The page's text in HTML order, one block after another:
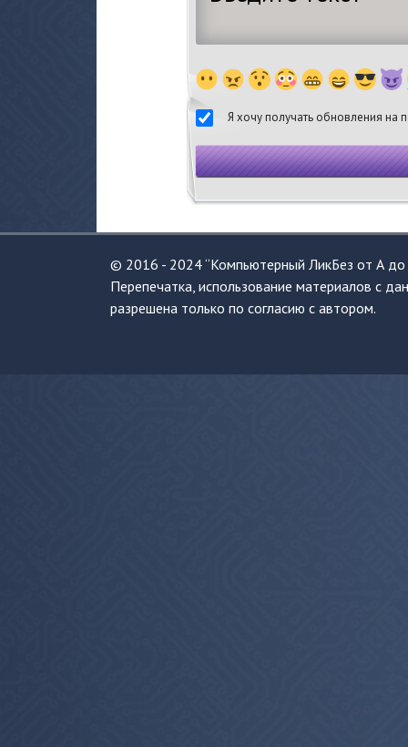
Я хочу получать обновления на
© 2016 - 2024 “Компьютерный ЛикБез от А до
Перепечатка, использование материалов с
разрешена только по согласию с автором.